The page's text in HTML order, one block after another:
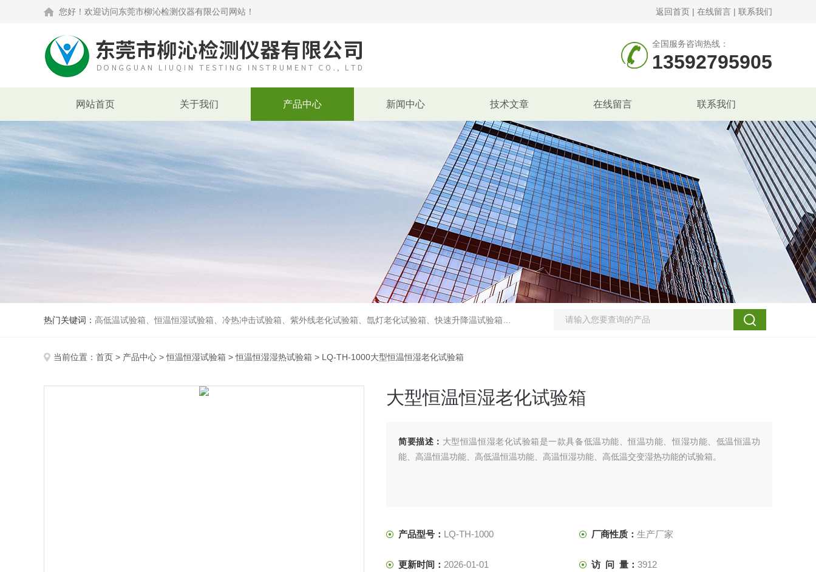
您好！欢迎访问东莞市柳沁检测仪器有限公司网站！ 返回首页 | 在线留言 | 联系我们
全国服务咨询热线：
13592795905
网站首页 关于我们 产品中心 新闻中心 技术文章 在线留言 联系我们
热门关键词： 高低温试验箱、恒温恒湿试验箱、冷热冲击试验箱、紫外线老化试验箱、氙灯老化试验箱、快速升降温试验箱、淋雨试验箱、砂尘试验箱、步入式恒温恒湿试验室、高温老化房、真空及无尘干燥试验箱、盐水喷雾试验箱、跌落试验机、电磁振动台等各类环境仪器和力学试验设备。
当前位置： 首页 > 产品中心 >恒温恒湿试验箱 >恒温恒湿湿热试验箱 > LQ-TH-1000大型恒温恒湿老化试验箱
大型恒温恒湿老化试验箱
简要描述： 大型恒温恒湿老化试验箱是一款具备低温功能、恒温功能、恒湿功能、低温恒温功
能、高温恒温功能、高低温恒温功能、高温恒湿功能、高低温交变湿热功能的试验箱。
产品型号： LQ-TH-1000 厂商性质： 生产厂家
更新时间： 2026-01-01 访 问 量： 3912